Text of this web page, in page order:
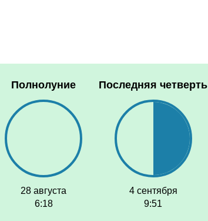
Полнолуние
28 августа
6:18
Последняя четверть
4 сентября
9:51